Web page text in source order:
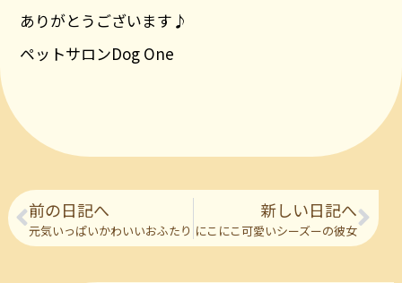
ありがとうございます♪
ペットサロンDog One
前の日記へ
元気いっぱいかわいいおふたり
新しい日記へ
にこにこ可愛いシーズーの彼女